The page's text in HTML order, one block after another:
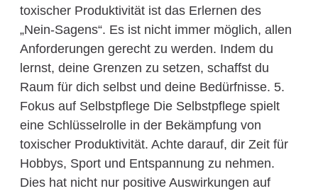
toxischer Produktivität ist das Erlernen des
„Nein-Sagens“. Es ist nicht immer möglich, allen
Anforderungen gerecht zu werden. Indem du
lernst, deine Grenzen zu setzen, schaffst du
Raum für dich selbst und deine Bedürfnisse. 5.
Fokus auf Selbstpflege Die Selbstpflege spielt
eine Schlüsselrolle in der Bekämpfung von
toxischer Produktivität. Achte darauf, dir Zeit für
Hobbys, Sport und Entspannung zu nehmen.
Dies hat nicht nur positive Auswirkungen auf